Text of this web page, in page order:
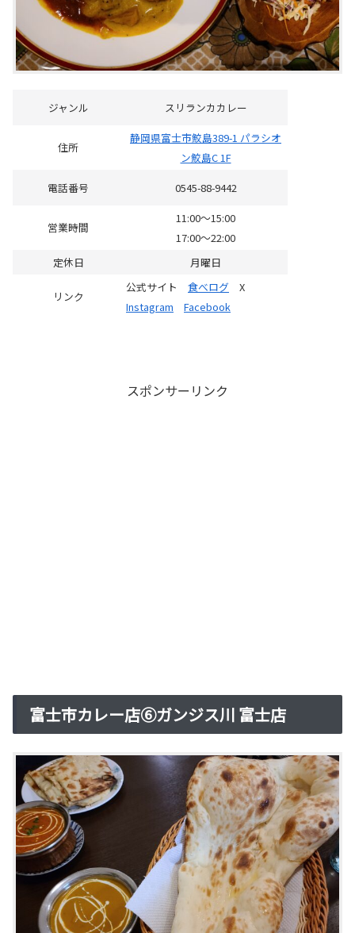
ジャンル スリランカカレー
住所
静岡県富士市鮫島389-1 パラシオ
ン鮫島C 1F
電話番号
0545-88-9442
営業時間
11:00～15:00
17:00～22:00
定休日
月曜日
リンク
公式サイト 食べログ X
Instagram
Facebook
スポンサーリンク
富士市カレー店⑥ガンジス川 富士店